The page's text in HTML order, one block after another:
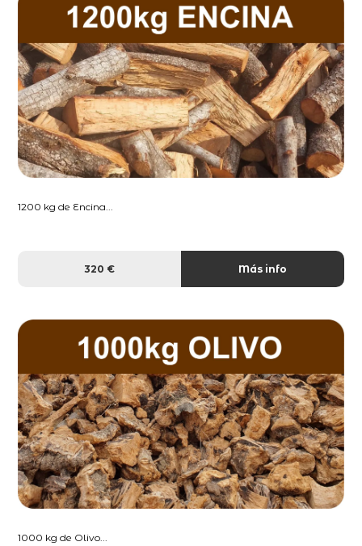
1200 kg de Encina...
320 € Más info
1000 kg de Olivo...